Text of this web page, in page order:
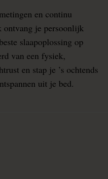
en continu
ontvang je persoonlijk
slaapoplossing op
van een fysiek,
en stap je ’s ochtends
uit je bed.